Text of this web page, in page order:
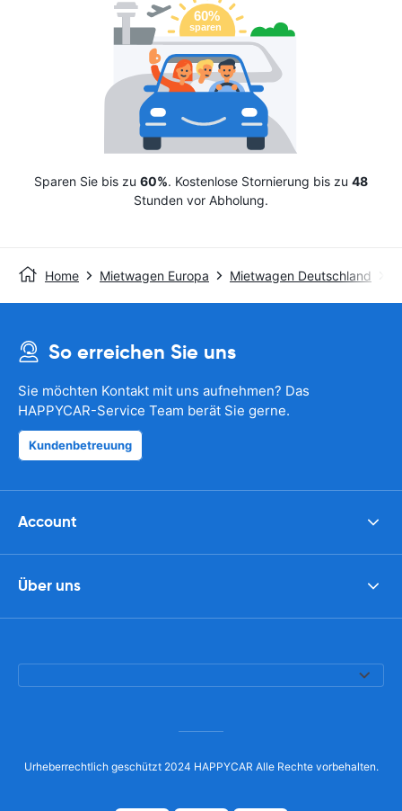
Sparen Sie bis zu 60%. Kostenlose Stornierung bis zu 48
Stunden vor Abholung.
Home Mietwagen Europa Mietwagen Deutschland
So erreichen Sie uns
Sie möchten Kontakt mit uns aufnehmen? Das
HAPPYCAR-Service Team berät Sie gerne.
Kundenbetreuung
Account
Über uns
Urheberrechtlich geschützt 2024 HAPPYCAR Alle Rechte vorbehalten.